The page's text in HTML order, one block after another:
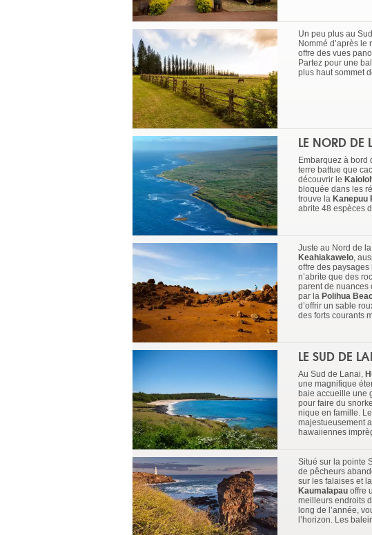
Un peu plus au
Nommé d’après
offre des vues
Partez pour une
plus haut sommet
LE NORD DE
Embarquez à bord
terre battue que
découvrir le
bloquée dans les
trouve la Kanepuu
abrite 48 espèces
Juste au Nord de
Keahiakawelo,
offre des
n’abrite que des
parent de nuances
par la Polihua
d’offrir un sable
des forts courants
LE SUD DE
Au Sud de Lanai,
une magnifique
baie accueille une
pour faire du
nique en famille. Le
majestueusement
hawaiiennes
Situé sur la pointe
de pêcheurs
sur les falaises et
Kaumalapau offre
meilleurs endroits
long de l’année,
l’horizon. Les